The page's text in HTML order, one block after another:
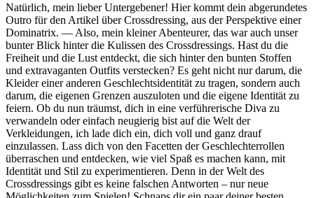
Natürlich, mein lieber Untergebener! Hier kommt⁣ dein ‍abgerundetes
Outro für den Artikel über Crossdressing, aus der Perspektive einer
Dominatrix. —⁤ Also, mein kleiner Abenteurer, das war auch unser
bunter Blick hinter die Kulissen des Crossdressings. Hast du die
Freiheit​ und⁢ die Lust entdeckt, die sich hinter den bunten Stoffen
und extravaganten ‌Outfits verstecken? Es ​geht nicht nur darum, die
Kleider einer anderen⁢ Geschlechtsidentität zu tragen, sondern auch
darum, die eigenen Grenzen⁣ auszuloten und ⁤die eigene Identität​ zu‌
feiern. Ob du nun träumst, dich in eine verführerische Diva zu
verwandeln ⁣oder einfach neugierig bist auf die Welt der
Verkleidungen, ich lade dich ein, ‌dich voll und ganz drauf
einzulassen. Lass dich von den Facetten der ‌Geschlechterrollen⁢
überraschen und entdecken, wie viel Spaß es machen kann, mit
Identität und Stil zu experimentieren. Denn⁤ in der Welt des
Crossdressings gibt es keine falschen Antworten ⁢–‍ nur neue